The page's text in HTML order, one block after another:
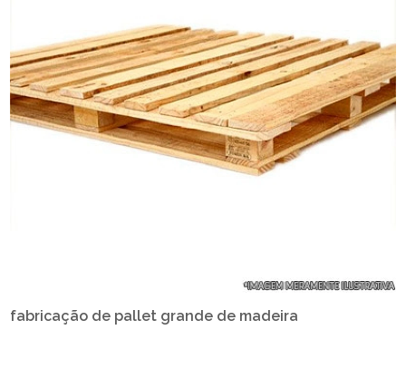
fabricação de pallet grande de madeira